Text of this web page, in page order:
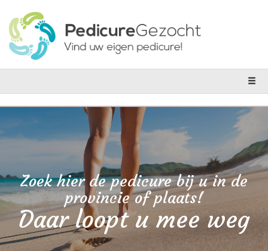
Zoek hier de pedicure bij u in de
provincie of plaats!
Daar loopt u mee weg